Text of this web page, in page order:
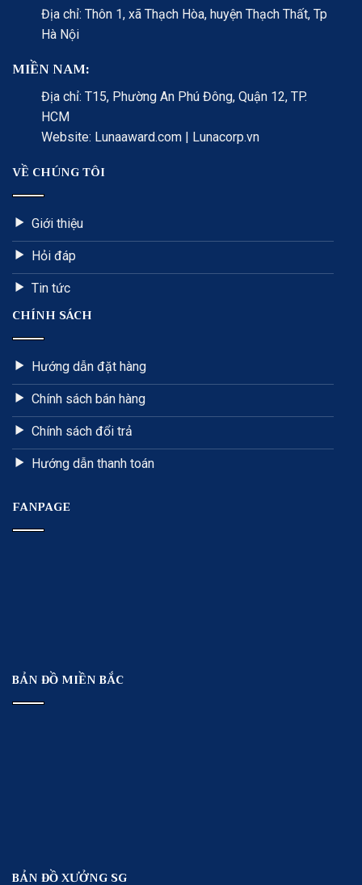
Địa chỉ: Thôn 1, xã Thạch Hòa, huyện Thạch Thất, Tp
Hà Nội
MIỀN NAM:
Địa chỉ: T15, Phường An Phú Đông, Quận 12, TP.
HCM
Website: Lunaaward.com | Lunacorp.vn
VỀ CHÚNG TÔI
Giới thiệu
Hỏi đáp
Tin tức
CHÍNH SÁCH
Hướng dẫn đặt hàng
Chính sách bán hàng
Chính sách đổi trả
Hướng dẫn thanh toán
FANPAGE
BẢN ĐỒ MIỀN BẮC
BẢN ĐỒ XƯỞNG SG